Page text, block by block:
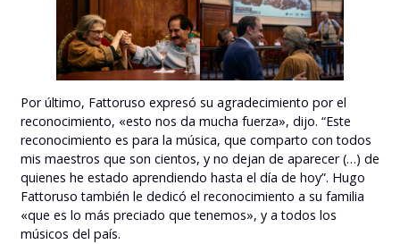
Por último, Fattoruso expresó su agradecimiento por el
reconocimiento, «esto nos da mucha fuerza», dijo. “Este
reconocimiento es para la música, que comparto con todos
mis maestros que son cientos, y no dejan de aparecer (…) de
quienes he estado aprendiendo hasta el día de hoy”. Hugo
Fattoruso también le dedicó el reconocimiento a su familia
«que es lo más preciado que tenemos», y a todos los
músicos del país.